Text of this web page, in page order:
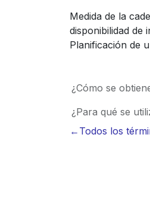
Medida de la
disponibilidad de
Planificación de
¿Cómo se
¿Para qué se
←Todos los